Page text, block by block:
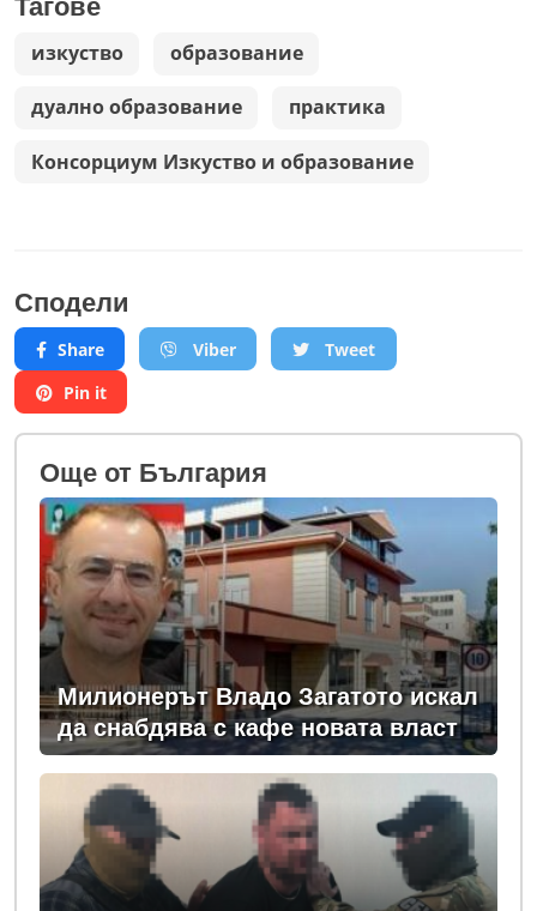
Тагове
изкуство образование
дуално образование практика
Консорциум Изкуство и образование
Сподели
Share Viber
Tweet
Pin it
Oще от България
Милионерът Владо Загатото искал
да снабдява с кафе новата власт